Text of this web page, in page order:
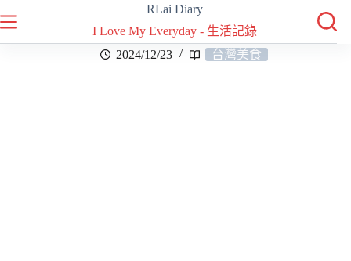
RLai Diary
I Love My Everyday - 生活記錄
2024/12/23
台灣美食